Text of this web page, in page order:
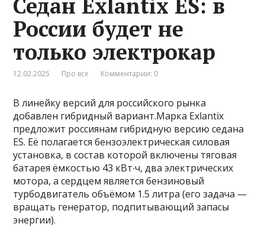
Седан Exlantix ES: в
России будет не
только электрокар
12.02.2025 Про все Комментарии: 0
В линейку версий для российского рынка
добавлен гибридный вариант.Марка Exlantix
предложит россиянам гибридную версию седана
ES. Её полагается бензоэлектрическая силовая
установка, в состав которой включены тяговая
батарея ёмкостью 43 кВт∙ч, два электрических
мотора, а сердцем является бензиновый
турбодвигатель объёмом 1.5 литра (его задача —
вращать генератор, подпитывающий запасы
энергии).